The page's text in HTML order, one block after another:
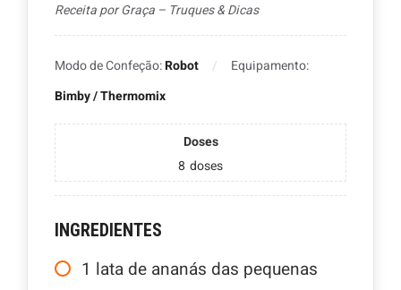
Receita por Graça – Truques & Dicas
Modo de Confeção:Robot
Equipamento:
Bimby / Thermomix
Doses
8 doses
INGREDIENTES
1 lata de ananás das pequenas